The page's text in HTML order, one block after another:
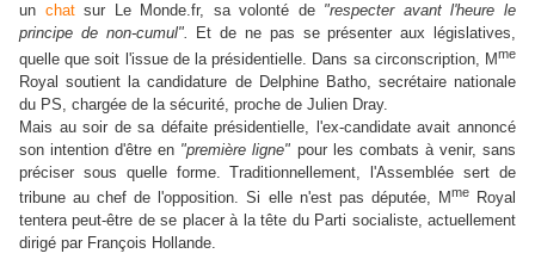
un chatsur Le Monde.fr, sa volonté de "respecter avant l'heure le
principe de non-cumul".
Et de ne pas se présenter aux législatives,
quelle que soit l'issue de la présidentielle. Dans sa circonscription, Mme
Royal soutient la candidature de Delphine Batho, secrétaire nationale
du PS, chargée de la sécurité, proche de Julien Dray.
Mais au soir de sa défaite présidentielle, l'ex-candidate avait annoncé
son intention d'être en "première ligne" pour les combats à venir, sans
préciser sous quelle forme. Traditionnellement, l'Assemblée sert de
tribune au chef de l'opposition. Si elle n'est pas députée, MmeRoyal
tentera peut-être de se placer à la tête du Parti socialiste, actuellement
dirigé par François Hollande.